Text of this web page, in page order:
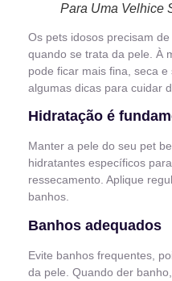
Para Uma Velhice
Os pets idosos precisam
quando se trata da pele. À
pode ficar mais fina, seca
algumas dicas para cuidar
Hidratação é
Manter a pele do seu pet
hidratantes específicos
ressecamento. Aplique
banhos.
Banhos adequados
Evite banhos frequentes,
da pele. Quando der